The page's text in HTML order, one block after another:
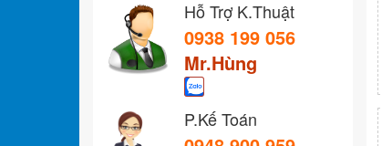
Hỗ Trợ K.Thuật
0938 199 056
Mr.Hùng
P.Kế Toán